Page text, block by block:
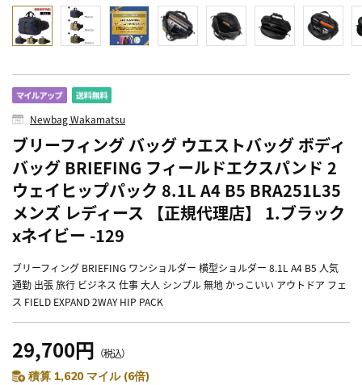
Newbag Wakamatsu
ブリーフィング バッグ ウエストバッグ ボディ
バッグ BRIEFING フィールドエクスパンド 2
ウェイヒップパック 8.1L A4 B5 BRA251L35
メンズ レディース 【正規代理店】 1.ブラック
xネイビー -129
ブリーフィング BRIEFING ワンショルダー 横型ショルダー 8.1L A4 B5 人気
通勤 出張 旅行 ビジネス 仕事 大人 シンプル 無地 かっこいい アウトドア フェ
ス FIELD EXPAND 2WAY HIP PACK
29,700円 （税込）
積算 1,620 マイル (6倍)